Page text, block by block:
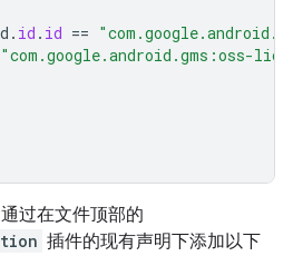
. id . id ==
"com.google.android.gms:oss-
过在文件顶部的
插件的现有声明下添加以下